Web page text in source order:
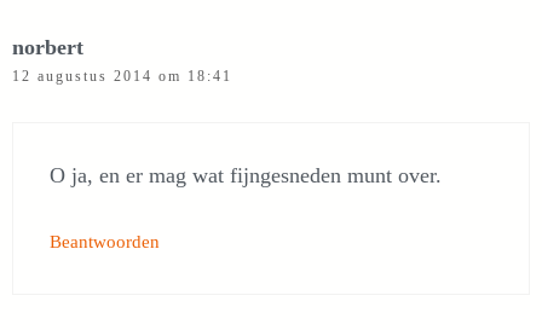
norbert
12 augustus 2014 om 18:41
O ja, en er mag wat fijngesneden munt over.
Beantwoorden